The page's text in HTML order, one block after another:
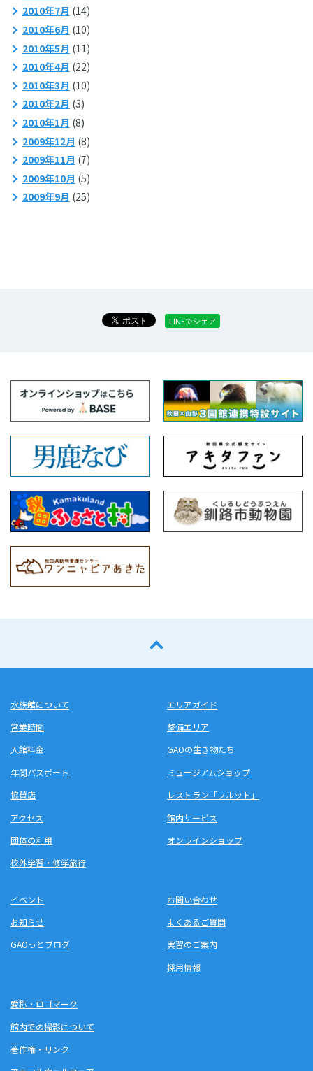
2010年7月 (14)
2010年6月 (10)
2010年5月 (11)
2010年4月 (22)
2010年3月 (10)
2010年2月 (3)
2010年1月 (8)
2009年12月 (8)
2009年11月 (7)
2009年10月 (5)
2009年9月 (25)
LINEでシェア
水族館について
営業時間
入館料金
年間パスポート
協賛店
アクセス
団体の利用
校外学習・修学旅行
エリアガイド
整備エリア
GAOの生き物たち
ミュージアムショップ
レストラン「フルット」
館内サービス
オンラインショップ
イベント
お知らせ
GAOっとブログ
お問い合わせ
よくあるご質問
実習のご案内
採用情報
愛称・ロゴマーク
館内での撮影について
著作権・リンク